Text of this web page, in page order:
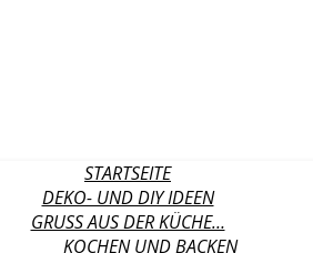
STARTSEITE
DEKO- UND DIY IDEEN
GRUSS AUS DER KÜCHE…
KOCHEN UND BACKEN